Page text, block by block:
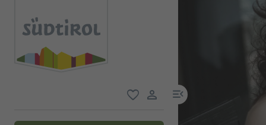
user link
menu link